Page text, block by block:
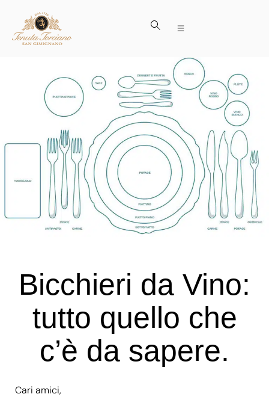
Bicchieri da Vino:
tutto quello che
c’è da sapere.
Cari amici,